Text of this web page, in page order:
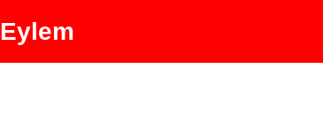
Eylem